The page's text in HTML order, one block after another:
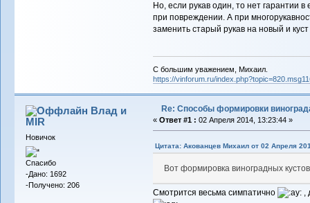
Но, если рукав один, то нет гарантии
при повреждении. А при
заменить старый рукав на новый и
С большим уважением, Михаил.
https://vinforum.ru/
Влад и
MIR
Новичок
Спасибо
-Дано: 1692
-Получено: 206
Re: Способы формировки
« Ответ #1 : 02 Апреля 2014, 13:23:44 »
Цитата: Акованцев Михаил от 02 Апреля
Вот формировка виноградных
Смотрится весьма симпатично ,